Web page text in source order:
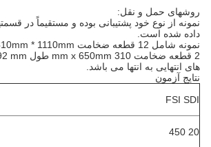
روشهای حمل و نقل:
نمونه از نوع خود پشتیبانی بوده و مستقیماً در
داده شده است.
های انتهایی به انتها می باشد.
نتایج آزمون
FSI SDI
20 450